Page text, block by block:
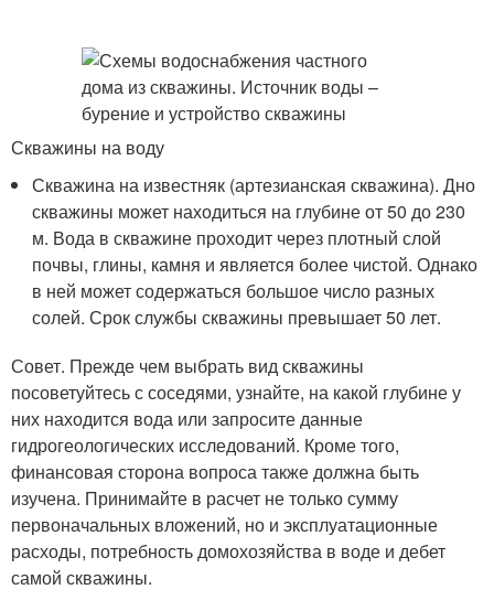
Скважины на воду
Скважина на известняк (артезианская скважина). Дно
скважины может находиться на глубине от 50 до 230
м. Вода в скважине проходит через плотный слой
почвы, глины, камня и является более чистой. Однако
в ней может содержаться большое число разных
солей. Срок службы скважины превышает 50 лет.
Совет. Прежде чем выбрать вид скважины
посоветуйтесь с соседями, узнайте, на какой глубине у
них находится вода или запросите данные
гидрогеологических исследований. Кроме того,
финансовая сторона вопроса также должна быть
изучена. Принимайте в расчет не только сумму
первоначальных вложений, но и эксплуатационные
расходы, потребность домохозяйства в воде и дебет
самой скважины.